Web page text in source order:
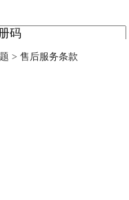
> 售后服务条款